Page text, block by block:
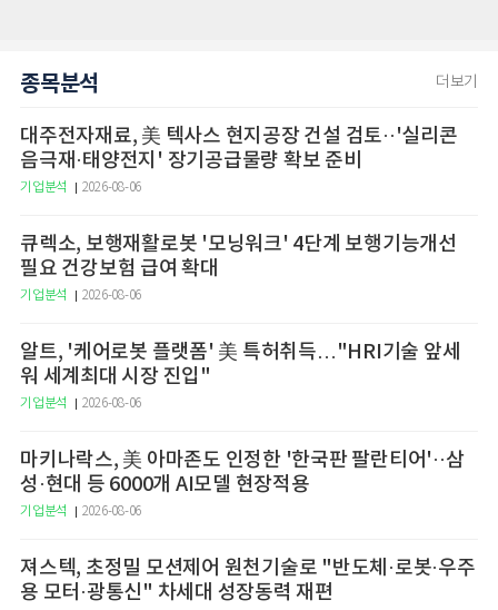
종목분석 더보기
대주전자재료, 美 텍사스 현지공장 건설 검토··'실리콘
음극재·태양전지' 장기공급물량 확보 준비
기업분석 2026-08-06
큐렉소, 보행재활로봇 '모닝워크' 4단계 보행기능개선
필요 건강보험 급여 확대
기업분석 2026-08-06
알트, '케어로봇 플랫폼' 美 특허취득…"HRI기술 앞세
워 세계최대 시장 진입"
기업분석 2026-08-06
마키나락스, 美 아마존도 인정한 '한국판 팔란티어'··삼
성·현대 등 6000개 AI모델 현장적용
기업분석 2026-08-06
져스텍, 초정밀 모션제어 원천기술로 "반도체·로봇·우주
용 모터·광통신" 차세대 성장동력 재편